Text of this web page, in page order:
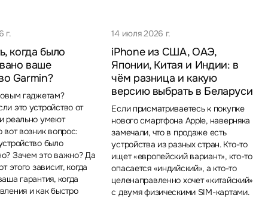
г.
когда было
ваше
Garmin?
гаджетам?
это устройство от
реально умеют
вот возник вопрос:
было
Зачем это важно? Да
этого зависит, когда
гарантия, когда
и как быстро
14 июля 2026 г.
iPhone из США, ОАЭ,
Японии, Китая и Индии: в
чём разница и какую
версию выбрать в Беларуси
Если присматриваетесь к покупке
нового смартфона Apple, наверняка
замечали, что в продаже есть
устройства из разных стран. Кто-то
ищет «европейский вариант», кто-то
опасается «индийский», а кто-то
целенаправленно хочет «китайский»
с двумя физическими SIM-картами.